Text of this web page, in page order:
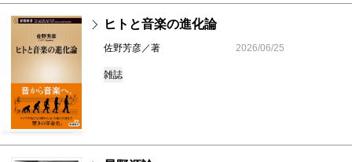
ヒトと音楽の進化論
佐野芳彦／著 2026/06/25
雑誌